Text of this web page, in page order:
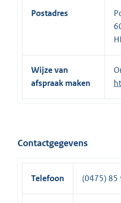
Postadres
Wijze van
afspraak maken
Contactgegevens
Telefoon (0475) 85